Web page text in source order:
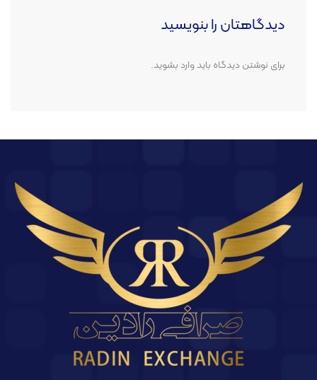
دیدگاهتان را بنویسید
برای نوشتن دیدگاه بایدوارد بشوید.